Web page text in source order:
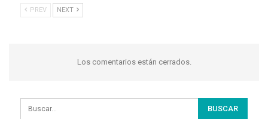
PREV NEXT
Los comentarios están cerrados.